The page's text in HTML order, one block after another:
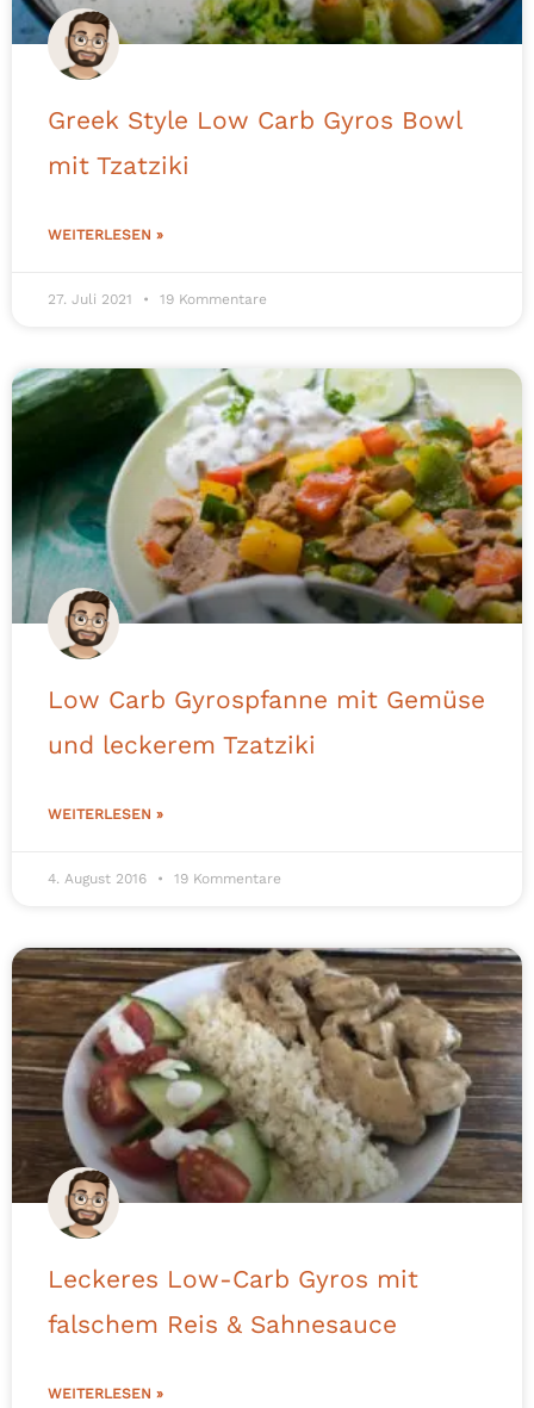
Greek Style Low Carb Gyros Bowl
mit Tzatziki
WEITERLESEN »
27. Juli 2021 19 Kommentare
Low Carb Gyrospfanne mit Gemüse
und leckerem Tzatziki
WEITERLESEN »
4. August 2016 19 Kommentare
Leckeres Low-Carb Gyros mit
falschem Reis & Sahnesauce
WEITERLESEN »